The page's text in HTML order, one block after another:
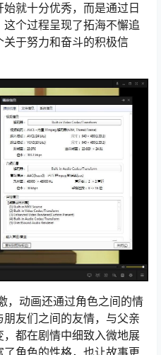
就十分优秀，而是通过日
个过程呈现了拓海不懈追
于努力和奋斗的积极信
，动画还通过角色之间的情
友们之间的友情，与父亲
都在剧情中细致入微地展
角色的性格，也让故事更